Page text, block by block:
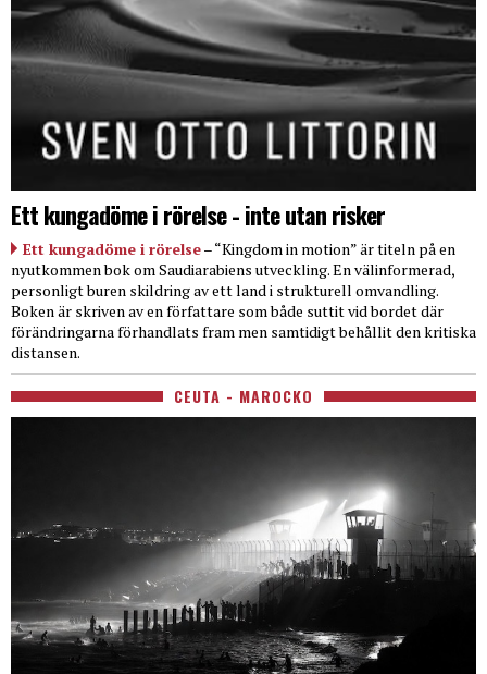
Ett kungadöme i rörelse - inte utan risker
Ett kungadöme i rörelse– “Kingdom in motion” är titeln på en
nyutkommen bok om Saudiarabiens utveckling. En välinformerad,
personligt buren skildring av ett land i strukturell omvandling.
Boken är skriven av en författare som både suttit vid bordet där
förändringarna förhandlats fram men samtidigt behållit den kritiska
distansen.
CEUTA - MAROCKO